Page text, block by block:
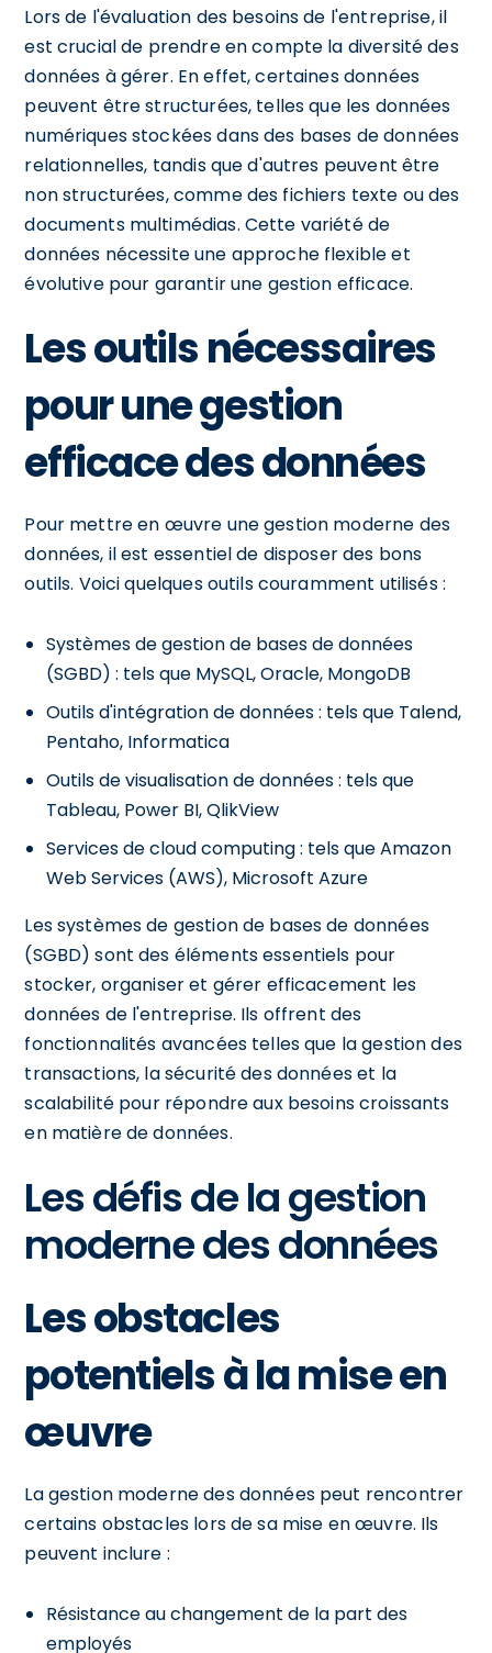
Lors de l'évaluation des besoins de l'entreprise, il
est crucial de prendre en compte la diversité des
données à gérer. En effet, certaines données
peuvent être structurées, telles que les données
numériques stockées dans des bases de données
relationnelles, tandis que d'autres peuvent être
non structurées, comme des fichiers texte ou des
documents multimédias. Cette variété de
données nécessite une approche flexible et
évolutive pour garantir une gestion efficace.
Les outils nécessaires
pour une gestion
efficace des données
Pour mettre en œuvre une gestion moderne des
données, il est essentiel de disposer des bons
outils. Voici quelques outils couramment utilisés :
Systèmes de gestion de bases de données
(SGBD) : tels que MySQL, Oracle, MongoDB
Outils d'intégration de données : tels que Talend,
Pentaho, Informatica
Outils de visualisation de données : tels que
Tableau, Power BI, QlikView
Services de cloud computing : tels que Amazon
Web Services (AWS), Microsoft Azure
Les systèmes de gestion de bases de données
(SGBD) sont des éléments essentiels pour
stocker, organiser et gérer efficacement les
données de l'entreprise. Ils offrent des
fonctionnalités avancées telles que la gestion des
transactions, la sécurité des données et la
scalabilité pour répondre aux besoins croissants
en matière de données.
Les défis de la gestion
moderne des données
Les obstacles
potentiels à la mise en
œuvre
La gestion moderne des données peut rencontrer
certains obstacles lors de sa mise en œuvre. Ils
peuvent inclure :
Résistance au changement de la part des
employés